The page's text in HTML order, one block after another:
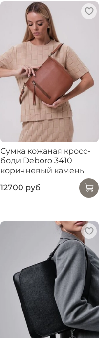
Сумка кожаная кросс-
боди Deboro 3410
коричневый камень
12700 руб